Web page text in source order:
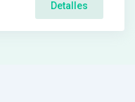
Detalles